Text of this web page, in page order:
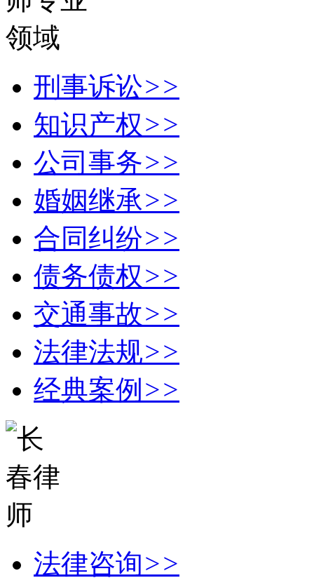
刑事诉讼>>
知识产权>>
公司事务>>
婚姻继承>>
合同纠纷>>
债务债权>>
交通事故>>
法律法规>>
经典案例 >>
法律咨询>>